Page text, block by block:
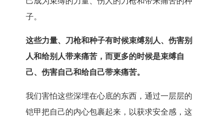
子。
这些力量、刀枪和种子有时候束缚别人、伤害别
人和给别人带来痛苦，而更多的时候是束缚自
己、伤害自己和给自己带来痛苦。
我们害怕这些深埋在心底的东西，通过一层层的
铠甲把自己的内心包裹起来，以获求安全感，这